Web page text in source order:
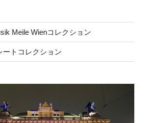
Meile Wienコレクション
ートコレクション